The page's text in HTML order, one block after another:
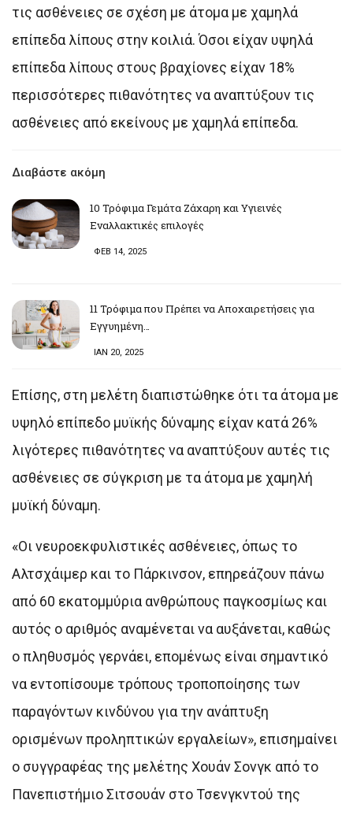
τις ασθένειες σε σχέση με άτομα με χαμηλά
επίπεδα λίπους στην κοιλιά. Όσοι είχαν υψηλά
επίπεδα λίπους στους βραχίονες είχαν 18%
περισσότερες πιθανότητες να αναπτύξουν τις
ασθένειες από εκείνους με χαμηλά επίπεδα.
Διαβάστε ακόμη
10 Τρόφιμα Γεμάτα Ζάχαρη και Υγιεινές
Εναλλακτικές επιλογές
ΦΕΒ 14, 2025
11 Τρόφιμα που Πρέπει να Αποχαιρετήσεις για
Εγγυημένη…
ΙΑΝ 20, 2025
Επίσης, στη μελέτη διαπιστώθηκε ότι τα άτομα με
υψηλό επίπεδο μυϊκής δύναμης είχαν κατά 26%
λιγότερες πιθανότητες να αναπτύξουν αυτές τις
ασθένειες σε σύγκριση με τα άτομα με χαμηλή
μυϊκή δύναμη.
«Οι νευροεκφυλιστικές ασθένειες, όπως το
Αλτσχάιμερ και το Πάρκινσον, επηρεάζουν πάνω
από 60 εκατομμύρια ανθρώπους παγκοσμίως και
αυτός ο αριθμός αναμένεται να αυξάνεται, καθώς
ο πληθυσμός γερνάει, επομένως είναι σημαντικό
να εντοπίσουμε τρόπους τροποποίησης των
παραγόντων κινδύνου για την ανάπτυξη
ορισμένων προληπτικών εργαλείων», επισημαίνει
ο συγγραφέας της μελέτης Χουάν Σονγκ από το
Πανεπιστήμιο Σιτσουάν στο Τσενγκντού της